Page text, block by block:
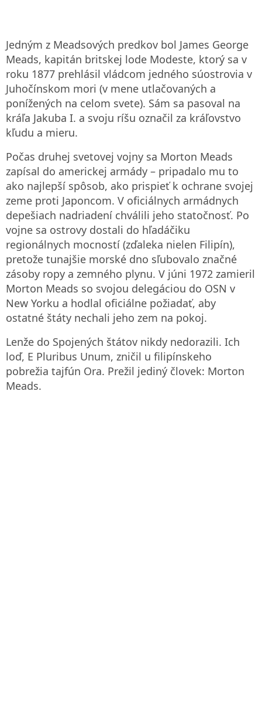
Jedným z Meadsových predkov bol James George
Meads, kapitán britskej lode Modeste, ktorý sa v
roku 1877 prehlásil vládcom jedného súostrovia v
Juhočínskom mori (v mene utlačovaných a
ponížených na celom svete). Sám sa pasoval na
kráľa Jakuba I. a svoju ríšu označil za kráľovstvo
kľudu a mieru.
Počas druhej svetovej vojny sa Morton Meads
zapísal do americkej armády – pripadalo mu to
ako najlepší spôsob, ako prispieť k ochrane svojej
zeme proti Japoncom. V oficiálnych armádnych
depešiach nadriadení chválili jeho statočnosť. Po
vojne sa ostrovy dostali do hľadáčiku
regionálnych mocností (zďaleka nielen Filipín),
pretože tunajšie morské dno sľubovalo značné
zásoby ropy a zemného plynu. V júni 1972 zamieril
Morton Meads so svojou delegáciou do OSN v
New Yorku a hodlal oficiálne požiadať, aby
ostatné štáty nechali jeho zem na pokoj.
Lenže do Spojených štátov nikdy nedorazili. Ich
loď, E Pluribus Unum, zničil u filipínskeho
pobrežia tajfún Ora. Prežil jediný človek: Morton
Meads.